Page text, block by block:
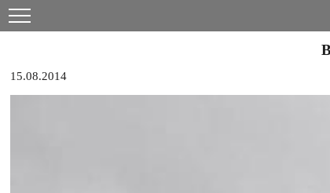
15.08.2014